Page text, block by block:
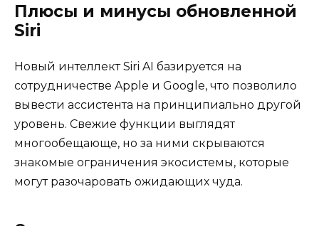
Плюсы и минусы обновленной
Siri
Новый интеллект Siri AI базируется на
сотрудничестве Apple и Google, что позволило
вывести ассистента на принципиально другой
уровень. Свежие функции выглядят
многообещающе, но за ними скрываются
знакомые ограничения экосистемы, которые
могут разочаровать ожидающих чуда.